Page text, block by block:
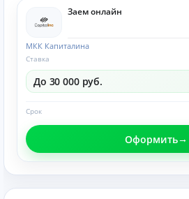
Заем онлайн
МКК Капиталина
Ставка
До 30 000 руб.
Срок
Оформить